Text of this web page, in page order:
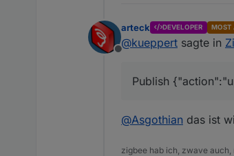
Offline
arteck DEVELOPER MOST
@kueppert sagte in
Publish
@Asgothian das ist
zigbee hab ich, zwave